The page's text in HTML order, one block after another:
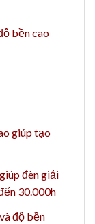
bền cao
giúp tạo
đèn giải
30.000h
độ bền